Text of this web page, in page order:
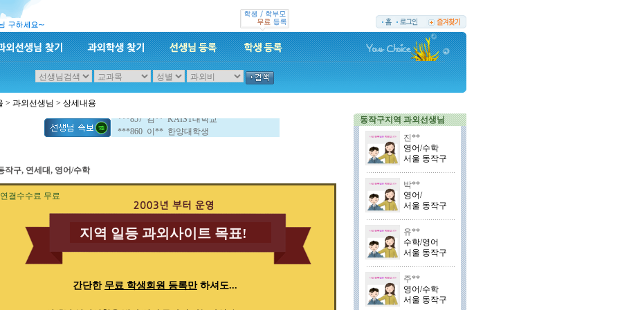
> 과외선생님 > 상세내용
***853 양** 경희대대학교
***854 김** 경희대학교
***857 김** KAIST대학교
***860 이** 한양대학생
작구, 연세대, 영어/수학
연결수수료 무료
지역 일등 과외사이트 목표!
간단한 무료 학생회원 등록만하셔도...
동작구지역 과외선생님
진**
영어/수학
서울 동작구
박**
영어/
서울 동작구
유**
수학/영어
서울 동작구
주**
영어/수학
서울 동작구